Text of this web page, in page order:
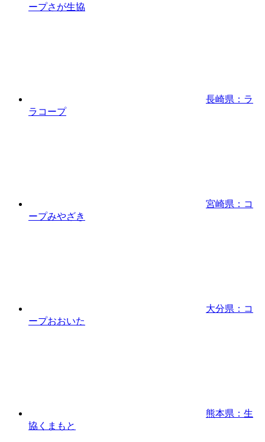
ープさが生協
長崎県：ラ
ラコープ
宮崎県：コ
ープみやざき
大分県：コ
ープおおいた
熊本県：生
協くまもと